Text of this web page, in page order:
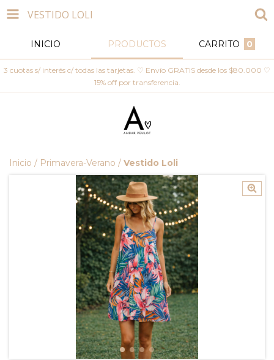
VESTIDO LOLI
INICIO PRODUCTOS CARRITO 0
3 cuotas s/ interés c/ todas las tarjetas. ♡ Envío GRATIS desde los $80.000 ♡
15% off por transferencia.
Inicio / Primavera-Verano / Vestido Loli